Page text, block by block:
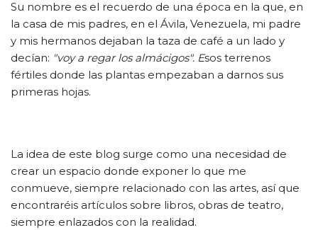
Su nombre es el recuerdo de una época en la que, en
la casa de mis padres, en el Ávila, Venezuela, mi padre
y mis hermanos dejaban la taza de café a un lado y
decían: "voy a regar los almácigos". Esos terrenos
fértiles donde las plantas empezaban a darnos sus
primeras hojas.
La idea de este blog surge como una necesidad de
crear un espacio donde exponer lo que me
conmueve, siempre relacionado con las artes, así que
encontraréis artículos sobre libros, obras de teatro,
siempre enlazados con la realidad.